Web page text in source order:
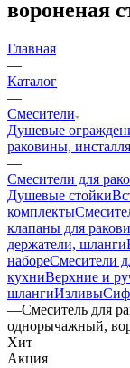
вороненая
Главная
—
Каталог
—
Смесители
Душевые
раковины,
—
Смесители для
Душевые стойки
комплекты
клапаны для
держатели, шланги
набореСмесители
кухниВерхние и
шлангиИзливы
—Смеситель для
однорычажный,
Хит
Акция